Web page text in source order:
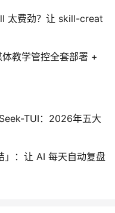
太费劲？让 skill-creat
教学管控全套部署 +
TUI：2026年五大
：让 AI 每天自动复盘